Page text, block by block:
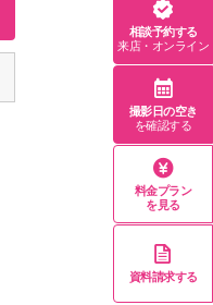
相談予約する
来店・オンライン
撮影日の空き
を確認する
料金プラン
を見る
資料請求する